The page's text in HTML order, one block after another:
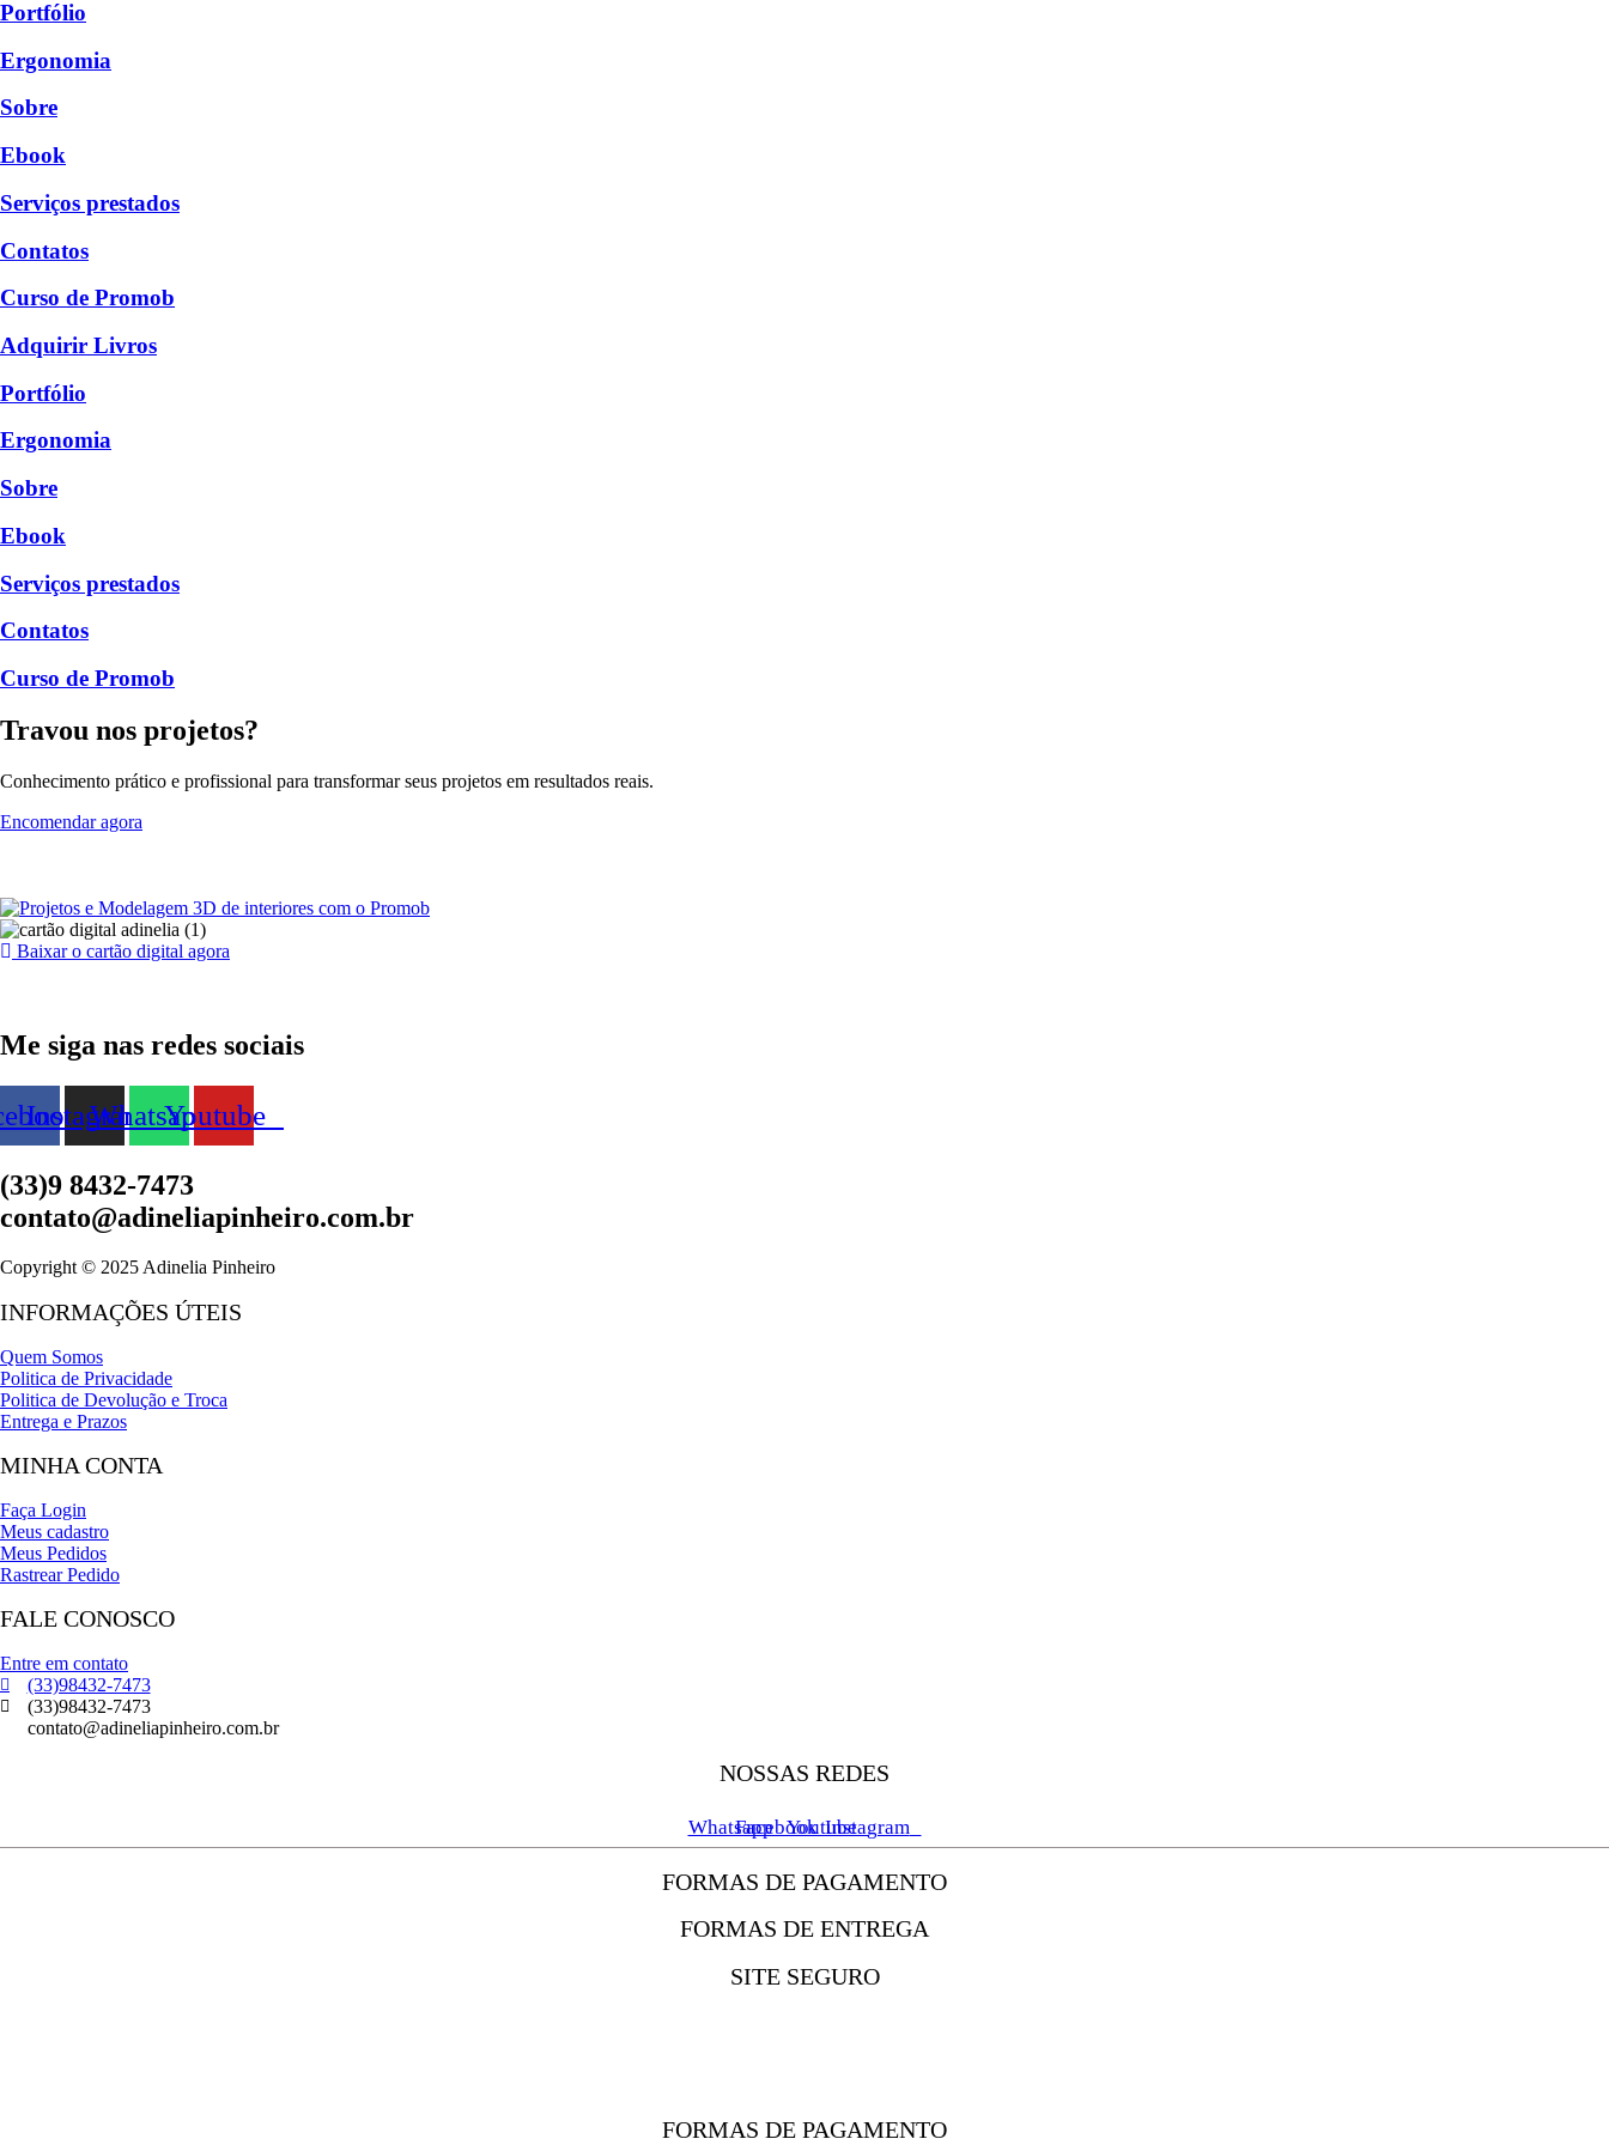
Portfólio
Ergonomia
Sobre
Ebook
Serviços prestados
Contatos
Curso de Promob
Adquirir Livros
Portfólio
Ergonomia
Sobre
Ebook
Serviços prestados
Contatos
Curso de Promob
Travou nos projetos?
Conhecimento prático e profissional para transformar seus projetos em resultados reais.
Encomendar agora
Baixar o cartão digital agora
Me siga nas redes sociais
InstagramWhatsappYoutube
(33)9 8432-7473
contato@adineliapinheiro.com.br
Copyright © 2025 Adinelia Pinheiro
INFORMAÇÕES ÚTEIS
Quem Somos
Politica de Privacidade
Politica de Devolução e Troca
Entrega e Prazos
MINHA CONTA
Faça Login
Meus cadastro
Meus Pedidos
Rastrear Pedido
FALE CONOSCO
Entre em contato
(33)98432-7473
(33)98432-7473
contato@adineliapinheiro.com.br
NOSSAS REDES
WhatsappFacebookYoutubeInstagram
FORMAS DE PAGAMENTO
FORMAS DE ENTREGA
SITE SEGURO
FORMAS DE PAGAMENTO